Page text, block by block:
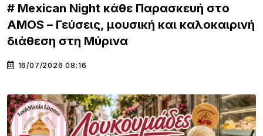
# Mexican Night κάθε Παρασκευή στο
AMOS – Γεύσεις, μουσική και καλοκαιρινή
διάθεση στη Μύρινα
16/07/2026 08:16